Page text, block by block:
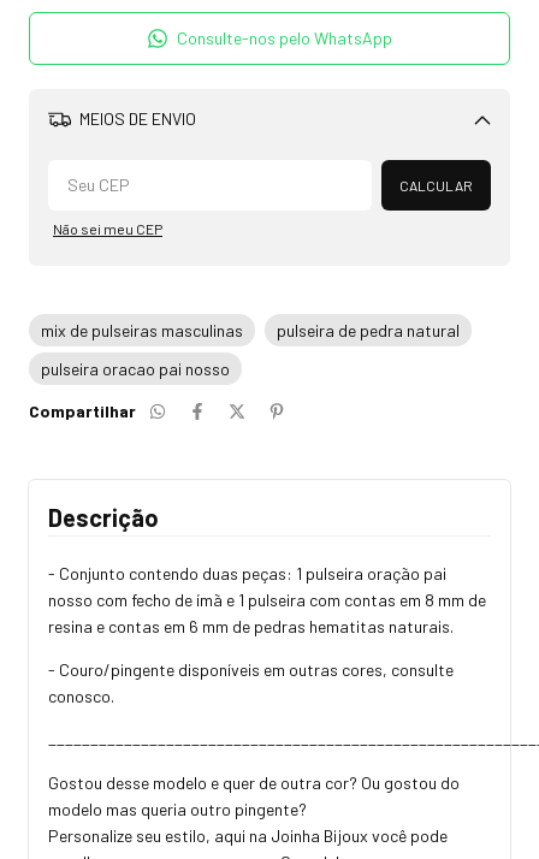
Consulte-nos pelo WhatsApp
MEIOS DE ENVIO
Alterar CEP
CALCULAR
Não sei meu CEP
mix de pulseiras masculinas
pulseira de pedra natural
pulseira oracao pai nosso
Compartilhar
Descrição
- Conjunto contendo duas peças: 1 pulseira oração pai
nosso com fecho de ímã e 1 pulseira com contas em 8 mm de
resina e contas em 6 mm de pedras hematitas naturais.
- Couro/pingente disponíveis em outras cores, consulte
conosco.
Gostou desse modelo e quer de outra cor? Ou gostou do
modelo mas queria outro pingente?
Personalize seu estilo, aqui na Joinha Bijoux você pode